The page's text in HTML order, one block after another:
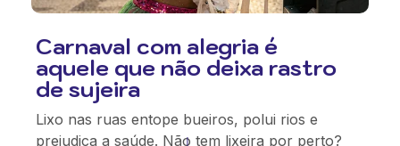
Carnaval com alegria é
aquele que não deixa rastro
de sujeira
Lixo nas ruas entope bueiros, polui rios e
prejudica a saúde. Não tem lixeira por perto?